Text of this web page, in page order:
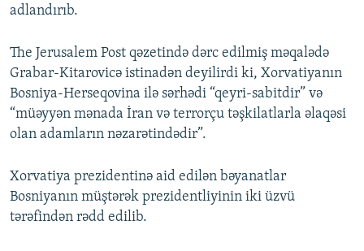
adlandırıb.
The Jerusalem Post qəzetində dərc edilmiş məqalədə
Grabar-Kitarovicə istinadən deyilirdi ki, Xorvatiyanın
Bosniya-Herseqovina ilə sərhədi “qeyri-sabitdir” və
“müəyyən mənada İran və terrorçu təşkilatlarla əlaqəsi
olan adamların nəzarətindədir”.
Xorvatiya prezidentinə aid edilən bəyanatlar
Bosniyanın müştərək prezidentliyinin iki üzvü
tərəfindən rədd edilib.